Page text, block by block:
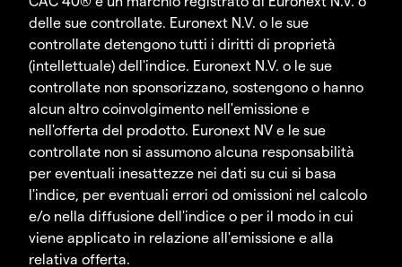
delle sue controllate. Euronext N.V. o le sue
controllate detengono tutti i diritti di proprietà
(intellettuale) dell'indice. Euronext N.V. o le sue
controllate non sponsorizzano, sostengono o hanno
alcun altro coinvolgimento nell'emissione e
nell'offerta del prodotto. Euronext NV e le sue
controllate non si assumono alcuna responsabilità
per eventuali inesattezze nei dati su cui si basa
l'indice, per eventuali errori od omissioni nel calcolo
e/o nella diffusione dell'indice o per il modo in cui
viene applicato in relazione all'emissione e alla
relativa offerta.